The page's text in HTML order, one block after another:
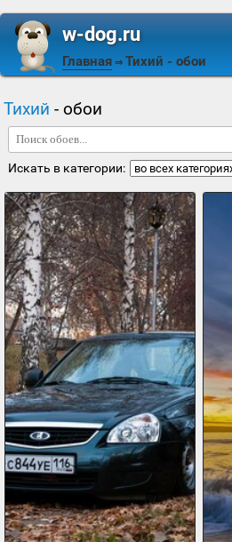
w-dog.ru
Главная ⇒ Тихий - обои
Тихий - обои
Искать в категории: